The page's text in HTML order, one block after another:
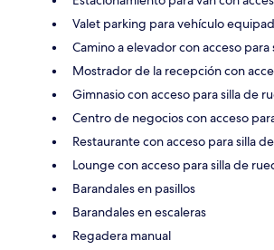
Valet parking para vehículo
Camino a elevador con acceso para
Mostrador de la recepción con
Gimnasio con acceso para silla de
Centro de negocios con acceso
Restaurante con acceso para silla
Lounge con acceso para silla de
Barandales en pasillos
Barandales en escaleras
Regadera manual